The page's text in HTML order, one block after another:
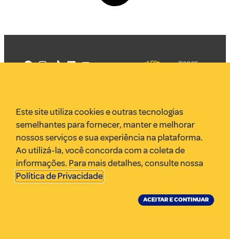
VR Assessoria
Parcerias
Envie uma pauta
Anuncie
©2025
Este site utiliza cookies e outras tecnologias
semelhantes para fornecer, manter e melhorar
nossos serviços e sua experiência na plataforma.
Ao utilizá-la, você concorda com a coleta de
informações. Para mais detalhes, consulte nossa
Política de Privacidade.
ACEITAR E CONTINUAR